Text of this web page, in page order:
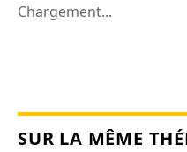
Chargement...
SUR LA MÊME